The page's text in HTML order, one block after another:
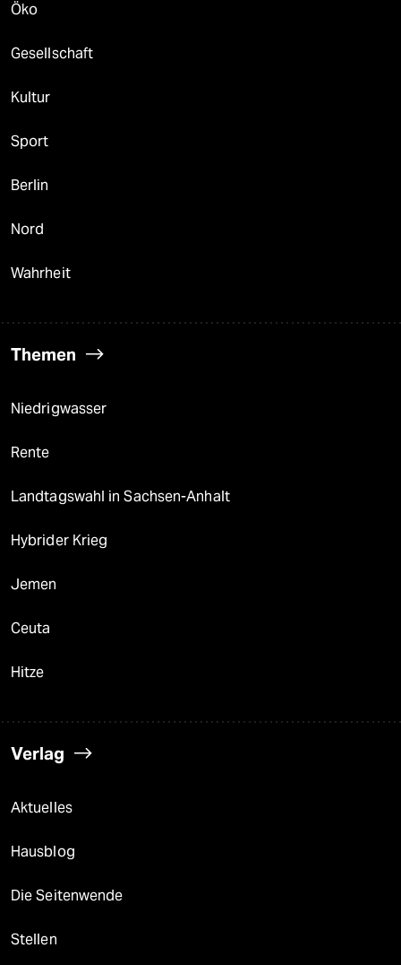
Öko
Gesellschaft
Kultur
Sport
Berlin
Nord
Wahrheit
Themen
Niedrigwasser
Rente
Landtagswahl in Sachsen-Anhalt
Hybrider Krieg
Jemen
Ceuta
Hitze
Verlag
Aktuelles
Hausblog
Die Seitenwende
Stellen